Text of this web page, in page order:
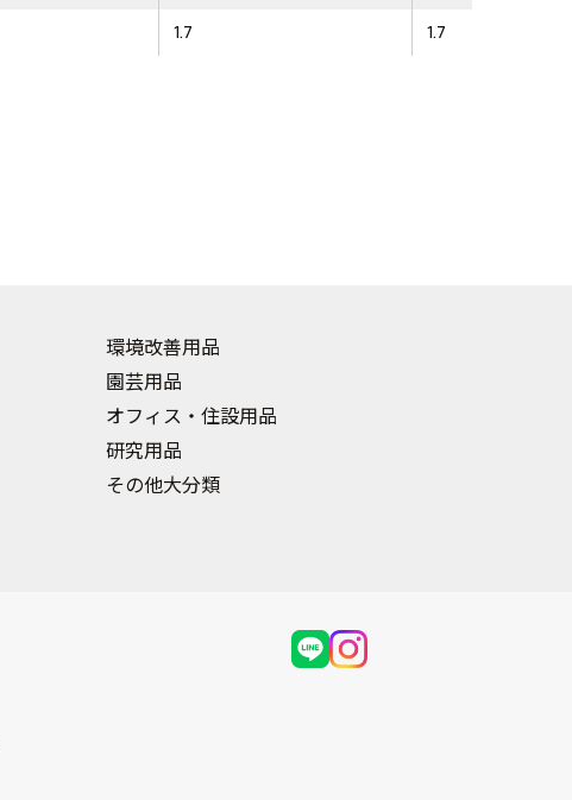
1.7 1.7
環境改善用品
園芸用品
オフィス・住設用品
研究用品
その他大分類